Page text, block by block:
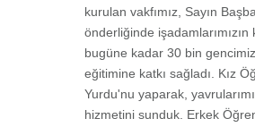
kurulan vakfımız, Sayın
önderliğinde işadamlarımızın
bugüne kadar 30 bin
eğitimine katkı sağladı. Kız
Yurdu'nu yaparak,
hizmetini sunduk. Erkek